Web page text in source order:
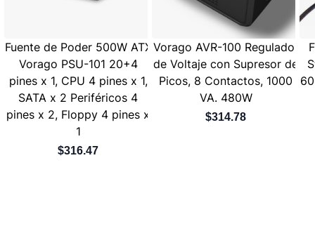
Fuente de Poder 500W ATX
Vorago PSU-101 20+4
pines x 1, CPU 4 pines x 1,
SATA x 2 Periféricos 4
pines x 2, Floppy 4 pines x
1
$316.47
Vorago AVR-100 Regulador
de Voltaje con Supresor de
Picos, 8 Contactos, 1000
VA. 480W
$314.78